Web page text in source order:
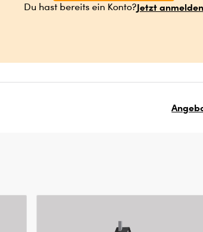
Du hast bereits ein Konto?Jetzt anmelden